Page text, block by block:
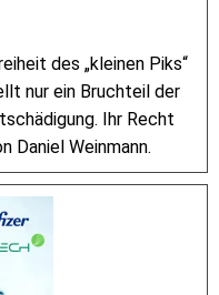
des „kleinen Piks“
nur ein Bruchteil der
Ihr Recht
Daniel Weinmann.